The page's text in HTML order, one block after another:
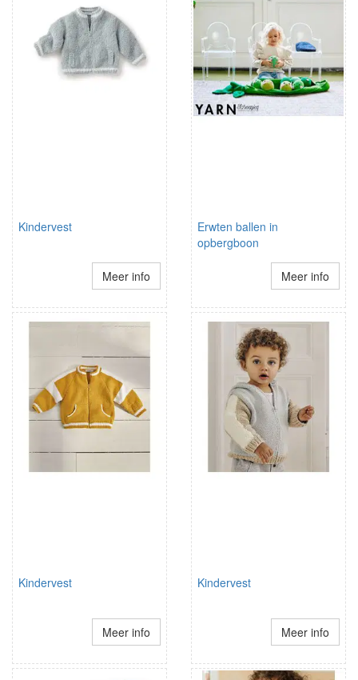
Kindervest
Meer info
Erwten ballen in
opbergboon
Meer info
Kindervest
Meer info
Kindervest
Meer info